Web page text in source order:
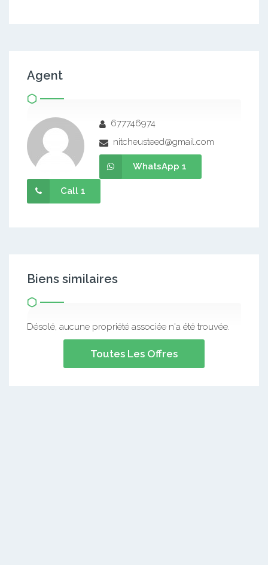
Agent
677746974
nitcheusteed@gmail.com
WhatsApp 1
Call 1
Biens similaires
Désolé, aucune propriété associée n'a été trouvée.
Toutes Les Offres